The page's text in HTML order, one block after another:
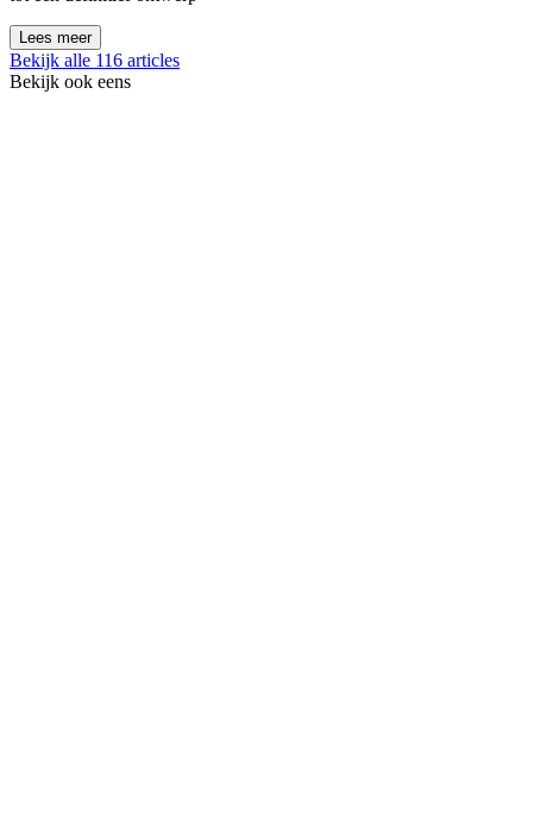
Lees meer
Bekijk alle 116 articles
Bekijk ook eens